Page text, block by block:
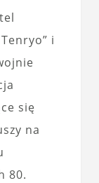
i
się
na
80.